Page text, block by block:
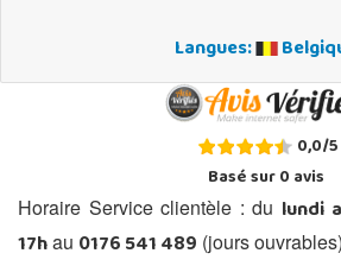
Langues:
0,0/5
Basé sur0avis
Horaire Service clientèle : du lundi
17hau 0176 541 489 (jours ouvrables)